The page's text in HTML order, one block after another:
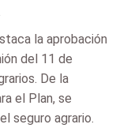
la aprobación
del 11 de
De la
el Plan, se
seguro agrario.